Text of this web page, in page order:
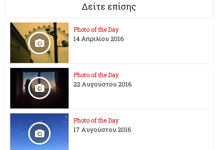
Δείτε επίσης
Photo of the Day
14 Απριλίου 2016
Photo of the Day
22 Αυγούστου 2016
Photo of the Day
17 Aυγούστου 2016